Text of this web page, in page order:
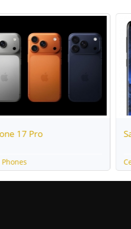
Samsung Galaxy S9 y S9+